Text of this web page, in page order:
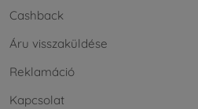
Cashback
Áru visszaküldése
Reklamáció
Kapcsolat